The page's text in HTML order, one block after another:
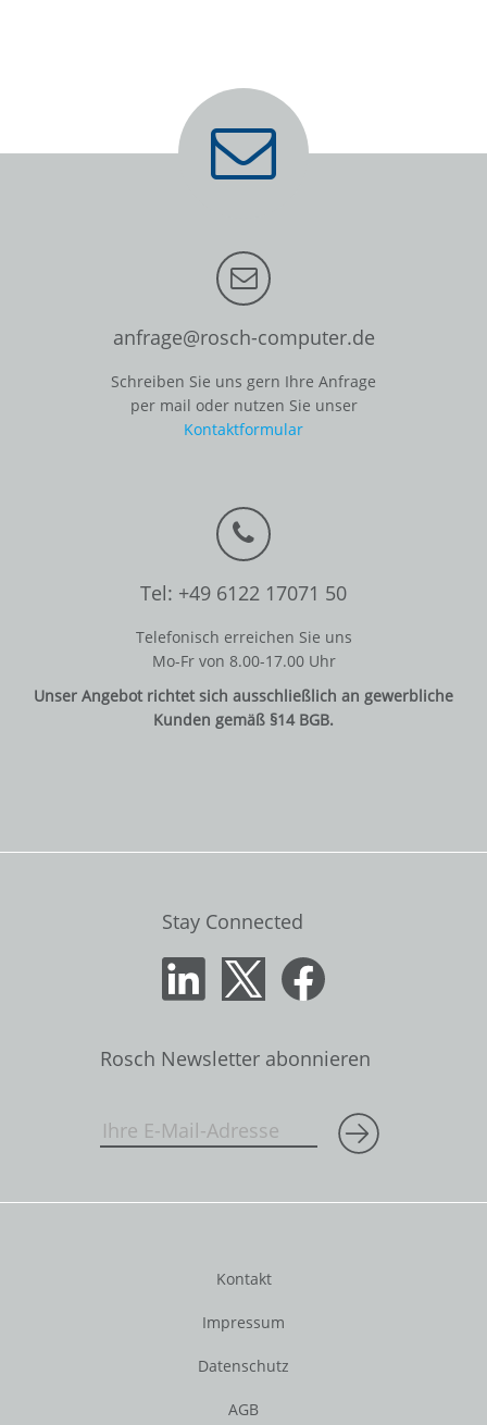
anfrage@rosch-computer.de
Schreiben Sie uns gern Ihre Anfrage
per mail oder nutzen Sie unser
Kontaktformular
Tel: +49 6122 17071 50
Telefonisch erreichen Sie uns
Mo-Fr von 8.00-17.00 Uhr
Unser Angebot richtet sich ausschließlich an gewerbliche
Kunden gemäß §14 BGB.
Stay Connected
Rosch Newsletter abonnieren
Kontakt
Impressum
Datenschutz
AGB